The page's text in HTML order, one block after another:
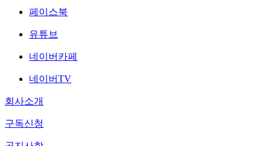
페이스북
유튜브
네이버카페
네이버TV
회사소개
구독신청